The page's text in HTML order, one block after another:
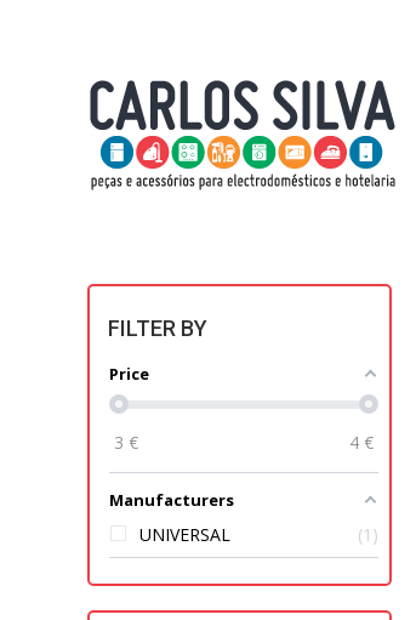
FILTER BY
Price
3 € 4 €
Manufacturers
UNIVERSAL 1